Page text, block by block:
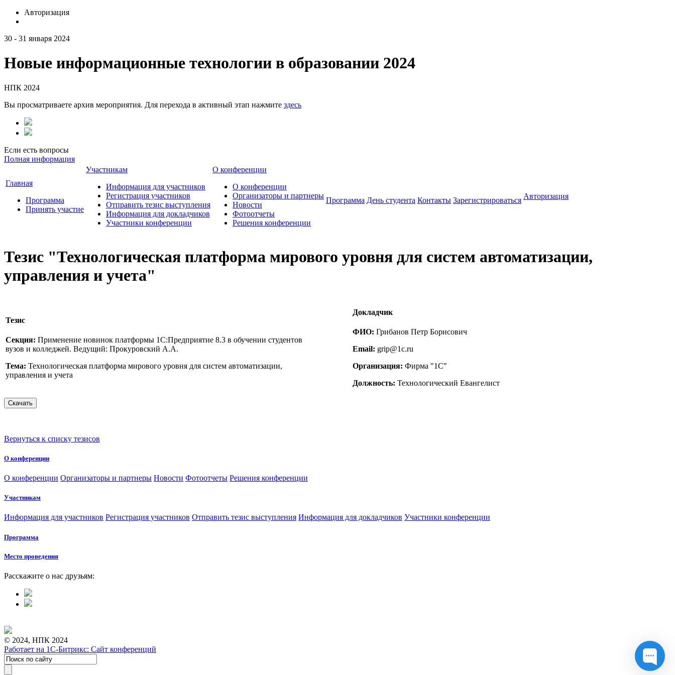
Авторизация
30 - 31 января 2024
Новые информационные технологии в образовании 2024
НПК 2024
Вы просматриваете архив мероприятия. Для перехода в активный этап нажмите здесь
Если есть вопросы
Полная информация
Главная
Программа
Принять участие
Участникам
Информация для участников
Регистрация участников
Отправить тезис выступления
Информация для докладчиков
Участники конференции
О конференции
О конференции
Организаторы и партнеры
Новости
Фотоотчеты
Решения конференции
Программа День студента Контакты Зарегистрироваться Авторизация
Тезис "Технологическая платформа мирового уровня для систем автоматизации,
управления и учета"
Тезис
Секция: Применение новинок платформы 1С:Предприятие 8.3 в обучении студентов
вузов и колледжей. Ведущий: Прокуровский А.А.
Тема: Технологическая платформа мирового уровня для систем автоматизации,
управления и учета
Докладчик
ФИО: Грибанов Петр Борисович
Email: grip@1c.ru
Организация: Фирма "1С"
Должность: Технологический Евангелист
Вернуться к списку тезисов
О конференции
О конференции Организаторы и партнеры Новости Фотоотчеты Решения конференции
Участникам
Информация для участников Регистрация участников Отправить тезис выступления Информация для докладчиков Участники конференции
Программа
Место проведения
Расскажите о нас друзьям:
© 2024, НПК 2024
Работает на 1С-Битрикс: Сайт конференций